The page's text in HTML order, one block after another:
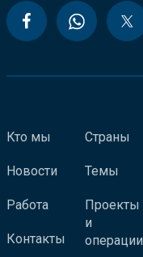
Кто мы
Новости
Работа
Контакты
Страны
Темы
Проекты
и
операции